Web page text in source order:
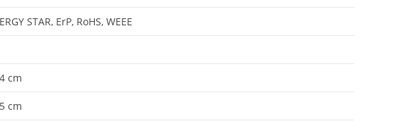
STAR, ErP, RoHS, WEEE
cm
cm